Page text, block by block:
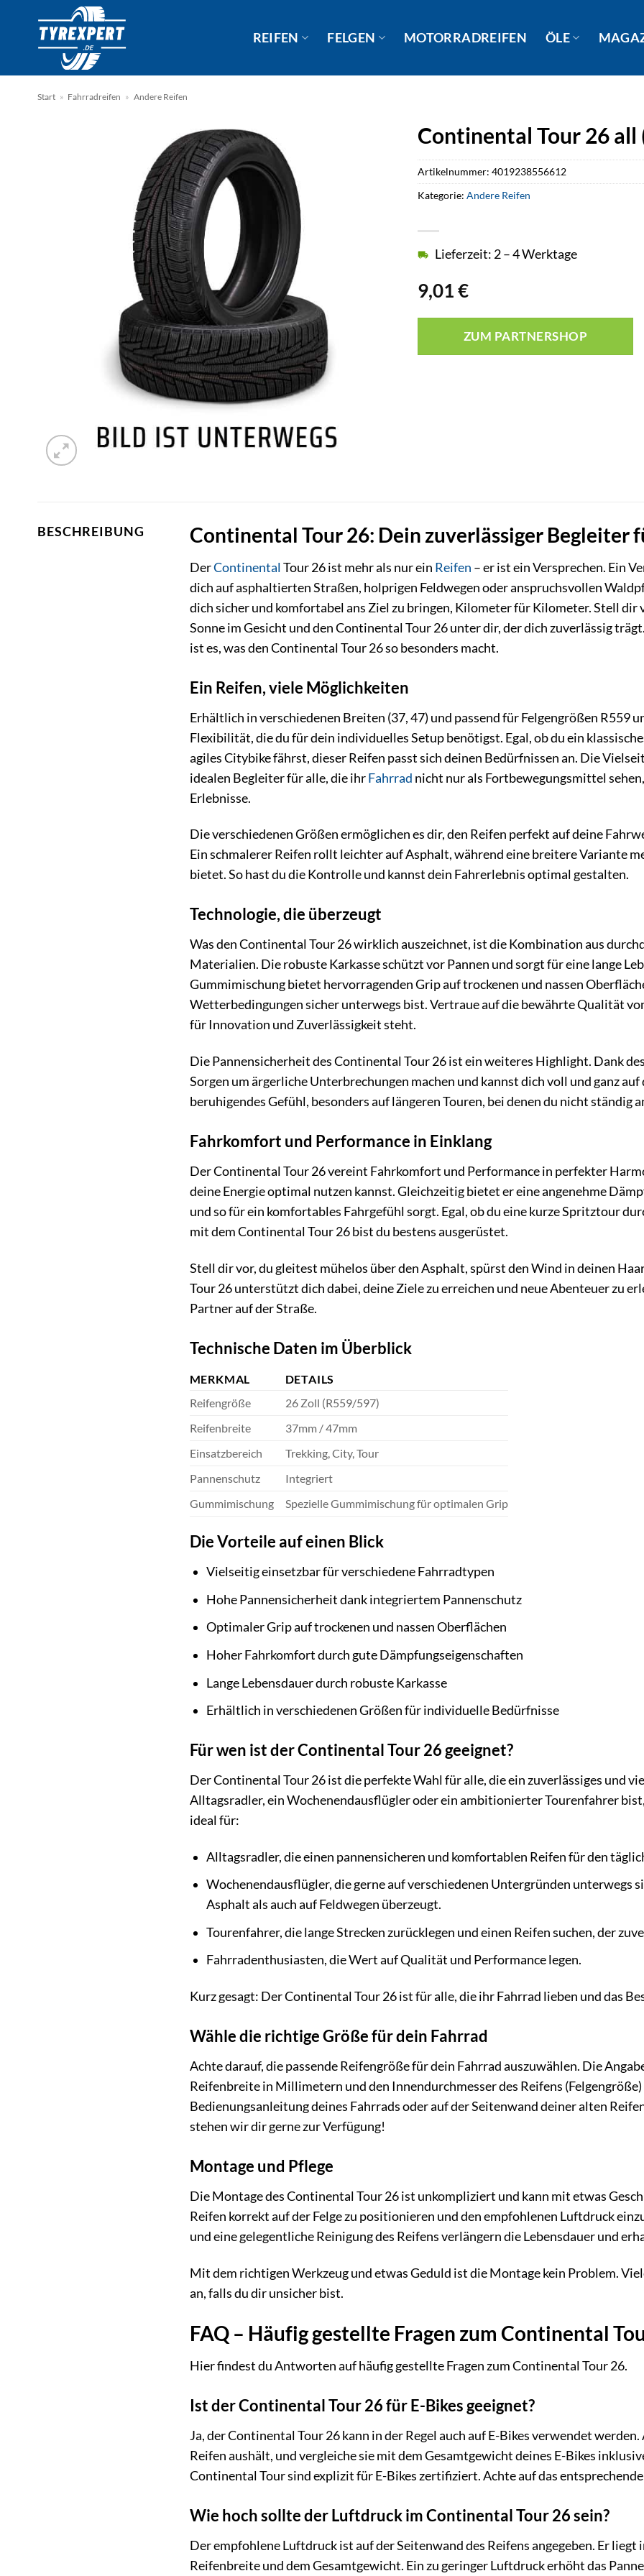
springen
REIFEN FELGEN MOTORRADREIFEN ÖLE
Start » Fahrradreifen » Andere Reifen
Continental Tour 26
9,01€
Lieferzeit: 2 – 4 Werktage
ZUM PARTNERSHOP
Artikelnummer:4019238556612
Kategorie:Andere Reifen
BESCHREIBUNG Continental Tour 26: Dein zuverlässiger Begleiter
DerContinentalTour 26 ist mehr als nur ein Reifen – er ist ein Versprechen. Ein
dich auf asphaltierten Straßen, holprigen Feldwegen oder anspruchsvollen
dich sicher und komfortabel ans Ziel zu bringen, Kilometer für Kilometer. Stell dir
Sonne im Gesicht und den Continental Tour 26 unter dir, der dich zuverlässig
ist es, was den Continental Tour 26 so besonders macht.
Ein Reifen, viele Möglichkeiten
Erhältlich in verschiedenen Breiten (37, 47) und passend für Felgengrößen R559
Flexibilität, die du für dein individuelles Setup benötigst. Egal, ob du ein
agiles Citybike fährst, dieser Reifen passt sich deinen Bedürfnissen an. Die
idealen Begleiter für alle, die ihrFahrrad nicht nur als Fortbewegungsmittel
Erlebnisse.
Die verschiedenen Größen ermöglichen es dir, den Reifen perfekt auf deine
Ein schmalerer Reifen rollt leichter auf Asphalt, während eine breitere Variante
bietet. So hast du die Kontrolle und kannst dein Fahrerlebnis optimal gestalten.
Technologie, die überzeugt
Was den Continental Tour 26 wirklich auszeichnet, ist die Kombination aus
Materialien. Die robuste Karkasse schützt vor Pannen und sorgt für eine lange
Gummimischung bietet hervorragenden Grip auf trockenen und nassen
Wetterbedingungen sicher unterwegs bist. Vertraue auf die bewährte Qualität
für Innovation und Zuverlässigkeit steht.
Die Pannensicherheit des Continental Tour 26 ist ein weiteres Highlight. Dank
Sorgen um ärgerliche Unterbrechungen machen und kannst dich voll und ganz
beruhigendes Gefühl, besonders auf längeren Touren, bei denen du nicht ständig
Fahrkomfort und Performance in Einklang
Der Continental Tour 26 vereint Fahrkomfort und Performance in perfekter
deine Energie optimal nutzen kannst. Gleichzeitig bietet er eine angenehme
und so für ein komfortables Fahrgefühl sorgt. Egal, ob du eine kurze Spritztour
mit dem Continental Tour 26 bist du bestens ausgerüstet.
Stell dir vor, du gleitest mühelos über den Asphalt, spürst den Wind in deinen
Tour 26 unterstützt dich dabei, deine Ziele zu erreichen und neue Abenteuer zu
Partner auf der Straße.
Technische Daten im Überblick
MERKMAL
DETAILS
Reifengröße
26 Zoll (R559/597)
Reifenbreite
37mm / 47mm
Einsatzbereich
Trekking, City, Tour
Pannenschutz
Integriert
Gummimischung
Spezielle Gummimischung für optimalen Grip
Die Vorteile auf einen Blick
Vielseitig einsetzbar für verschiedene Fahrradtypen
Hohe Pannensicherheit dank integriertem Pannenschutz
Optimaler Grip auf trockenen und nassen Oberflächen
Hoher Fahrkomfort durch gute Dämpfungseigenschaften
Lange Lebensdauer durch robuste Karkasse
Erhältlich in verschiedenen Größen für individuelle Bedürfnisse
Für wen ist der Continental Tour 26 geeignet?
Der Continental Tour 26 ist die perfekte Wahl für alle, die ein zuverlässiges und
Alltagsradler, ein Wochenendausflügler oder ein ambitionierter Tourenfahrer
ideal für:
Alltagsradler, die einen pannensicheren und komfortablen Reifen für den
Wochenendausflügler, die gerne auf verschiedenen Untergründen unterwegs
Asphalt als auch auf Feldwegen überzeugt.
Tourenfahrer, die lange Strecken zurücklegen und einen Reifen suchen, der
Fahrradenthusiasten, die Wert auf Qualität und Performance legen.
Kurz gesagt: Der Continental Tour 26 ist für alle, die ihr Fahrrad lieben und das
Wähle die richtige Größe für dein Fahrrad
Achte darauf, die passende Reifengröße für dein Fahrrad auszuwählen. Die
Reifenbreite in Millimetern und den Innendurchmesser des Reifens
Bedienungsanleitung deines Fahrrads oder auf der Seitenwand deiner alten
stehen wir dir gerne zur Verfügung!
Montage und Pflege
Die Montage des Continental Tour 26 ist unkompliziert und kann mit etwas
Reifen korrekt auf der Felge zu positionieren und den empfohlenen Luftdruck
und eine gelegentliche Reinigung des Reifens verlängern die Lebensdauer und
Mit dem richtigen Werkzeug und etwas Geduld ist die Montage kein Problem.
an, falls du dir unsicher bist.
FAQ – Häufig gestellte Fragen zum Continental
Hier findest du Antworten auf häufig gestellte Fragen zum Continental Tour 26.
Ist der Continental Tour 26 für E-Bikes geeignet?
Ja, der Continental Tour 26 kann in der Regel auch auf E-Bikes verwendet
Reifen aushält, und vergleiche sie mit dem Gesamtgewicht deines E-Bikes
Continental Tour sind explizit für E-Bikes zertifiziert. Achte auf das
Wie hoch sollte der Luftdruck im Continental Tour 26 sein?
Der empfohlene Luftdruck ist auf der Seitenwand des Reifens angegeben. Er liegt
Reifenbreite und dem Gesamtgewicht. Ein zu geringer Luftdruck erhöht das